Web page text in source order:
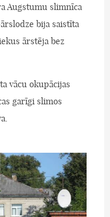
Augstumu slimnīca
bija saistīta
ārstēja bez
vācu okupācijas
garīgi slimos